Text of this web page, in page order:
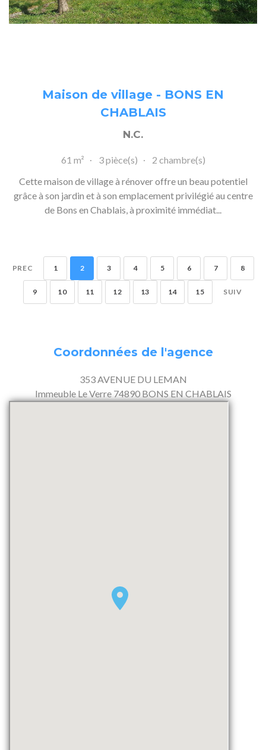
Maison de village - BONS EN
CHABLAIS
N.C.
61 m² 3 pièce(s)
2 chambre(s)
Cette maison de village à rénover offre un beau potentiel
grâce à son jardin et à son emplacement privilégié au centre
de Bons en Chablais, à proximité immédiat...
PREC 1 2 3 4 5 6 7 8
9 10 11 12 13 14 15 SUIV
Coordonnées de l'agence
353 AVENUE DU LEMAN
Immeuble Le Verre 74890 BONS EN CHABLAIS